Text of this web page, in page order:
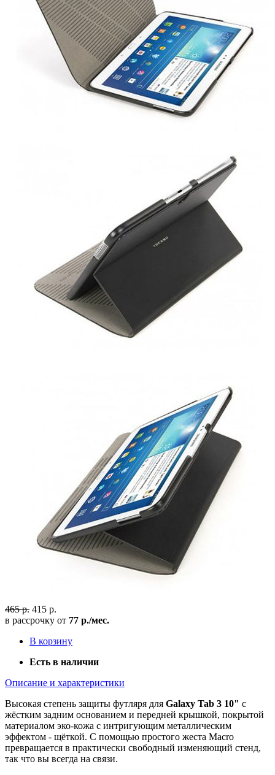
465 р. 415 р.
в рассрочку от 77 р./мес.
В корзину
Есть в наличии
Описание и характеристики
Высокая степень защиты футляря для Galaxy Tab 3 10" с
жёстким задним основанием и передней крышкой, покрытой
материалом эко-кожа с интригующим металлическим
эффектом - щёткой. С помощью простого жеста Macro
превращается в практически свободный изменяющий стенд,
так что вы всегда на связи.